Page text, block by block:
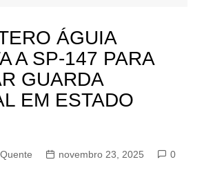
ÁGUIA
A SP-147 PARA
GUARDA
EM ESTADO
novembro 23, 2025
0